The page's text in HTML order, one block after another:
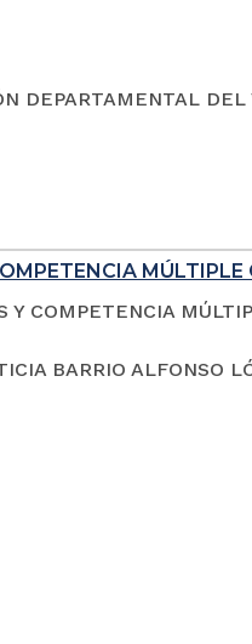
DEPARTAMENTAL
MÚLTIPLE
Y COMPETENCIA
BARRIO ALFONSO